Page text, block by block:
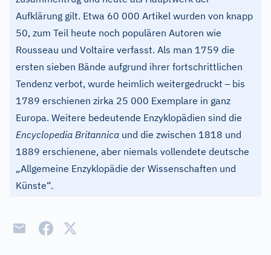
Aufklärung gilt. Etwa 60 000 Artikel wurden von knapp
50, zum Teil heute noch populären Autoren wie
Rousseau und Voltaire verfasst. Als man 1759 die
ersten sieben Bände aufgrund ihrer fortschrittlichen
Tendenz verbot, wurde heimlich weitergedruckt – bis
1789 erschienen zirka 25 000 Exemplare in ganz
Europa. Weitere bedeutende Enzyklopädien sind die
Encyclopedia Britannica und die zwischen 1818 und
1889 erschienene, aber niemals vollendete deutsche
„Allgemeine Enzyklopädie der Wissenschaften und
Künste“.